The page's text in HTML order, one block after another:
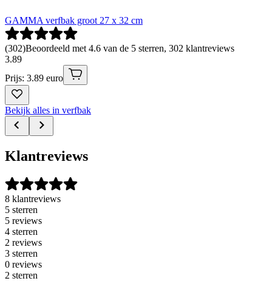
GAMMA verfbak groot 27 x 32 cm
(302)Beoordeeld met 4.6 van de 5 sterren, 302 klantreviews
3.89
Prijs: 3.89 euro
Bekijk alles in verfbak
Klantreviews
8 klantreviews
5 sterren
5 reviews
4 sterren
2 reviews
3 sterren
0 reviews
2 sterren